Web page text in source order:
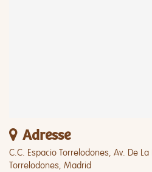
Adresse
C.C. Espacio Torrelodones, Av. De
Torrelodones, Madrid